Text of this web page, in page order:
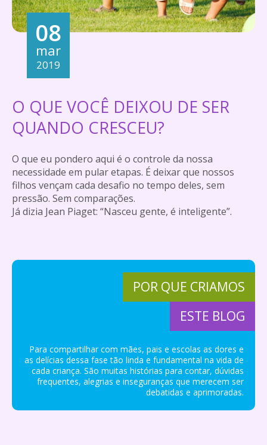
08
mar
2019
O QUE VOCÊ DEIXOU DE SER
QUANDO CRESCEU?
O que eu pondero aqui é o controle da nossa
necessidade em pular etapas. É deixar que nossos
filhos vençam cada desafio no tempo deles, sem
pressão. Sem comparações.
Já dizia Jean Piaget: “Nasceu gente, é inteligente”.
POR QUE CRIAMOS
ESTE BLOG
Para compartilhar com mães, pais e escolas as dores e
as delícias dessa fase tão linda e fundamental na vida de
cada criança. São muitas histórias para contar, dúvidas
frequentes, alegrias e inseguranças que merecem ser
debatidas e aprimoradas.